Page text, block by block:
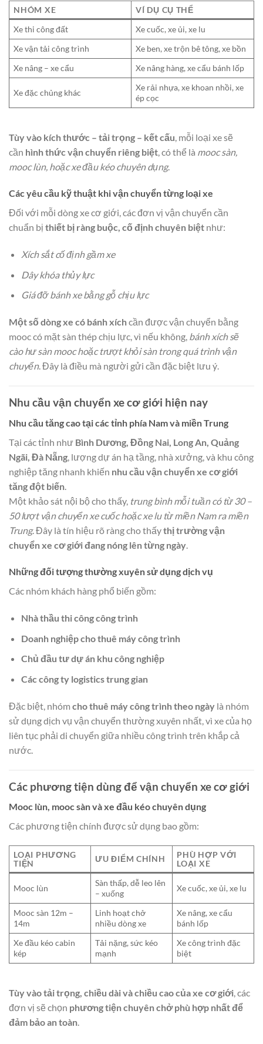
NHÓM XE
VÍ DỤ CỤ THỂ
Xe thi công đất
Xe cuốc, xe ủi, xe lu
Xe vận tải công trình
Xe ben, xe trộn bê tông, xe bồn
Xe nâng – xe cẩu
Xe nâng hàng, xe cẩu bánh lốp
Xe đặc chủng khác
Xe rải nhựa, xe khoan nhồi, xe
ép cọc
Tùy vào kích thước – tải trọng – kết cấu , mỗi loại xe sẽ
cần hình thức vận chuyển riêng biệt , có thể là mooc sàn,
mooc lùn, hoặc xe đầu kéo chuyên dụng.
Các yêu cầu kỹ thuật khi vận chuyển từng loại xe
Đối với mỗi dòng xe cơ giới, các đơn vị vận chuyển cần
chuẩn bị thiết bị ràng buộc, cố định chuyên biệt như:
Xích sắt cố định gầm xe
Dây khóa thủy lực
Giá đỡ bánh xe bằng gỗ chịu lực
Một số dòng xe có bánh xíchcần được vận chuyển bằng
mooc có mặt sàn thép chịu lực, vì nếu không, bánh xích sẽ
cào hư sàn mooc hoặc trượt khỏi sàn trong quá trình vận
chuyển. Đây là điều mà người gửi cần đặc biệt lưu ý.
Nhu cầu vận chuyển xe cơ giới hiện nay
Nhu cầu tăng cao tại các tỉnh phía Nam và miền Trung
Tại các tỉnh như Bình Dương, Đồng Nai, Long An, Quảng
Ngãi, Đà Nẵng , lượng dự án hạ tầng, nhà xưởng, và khu công
nghiệp tăng nhanh khiến nhu cầu vận chuyển xe cơ giới
tăng đột biến
Một khảo sát nội bộ cho thấy, trung bình mỗi tuần có từ 30 –
50 lượt vận chuyển xe cuốc hoặc xe lu từ miền Nam ra miền
Trung. Đây là tín hiệu rõ ràng cho thấythị trường vận
chuyển xe cơ giới đang nóng lên từng ngày
Những đối tượng thường xuyên sử dụng dịch vụ
Các nhóm khách hàng phổ biến gồm:
Nhà thầu thi công công trình
Doanh nghiệp cho thuê máy công trình
Chủ đầu tư dự án khu công nghiệp
Các công ty logistics trung gian
Đặc biệt, nhóm cho thuê máy công trình theo ngày là nhóm
sử dụng dịch vụ vận chuyển thường xuyên nhất, vì xe của họ
liên tục phải di chuyển giữa nhiều công trình trên khắp cả
nước.
Các phương tiện dùng để vận chuyển xe cơ giới
Mooc lùn, mooc sàn và xe đầu kéo chuyên dụng
Các phương tiện chính được sử dụng bao gồm:
LOẠI PHƯƠNG
TIỆN
ƯU ĐIỂM CHÍNH
PHÙ HỢP VỚI
LOẠI XE
Mooc lùn
Sàn thấp, dễ leo lên
– xuống
Xe cuốc, xe ủi, xe lu
Mooc sàn 12m –
14m
Linh hoạt chở
nhiều dòng xe
Xe nâng, xe cẩu
bánh lốp
Xe đầu kéo cabin
kép
Tải nặng, sức kéo
mạnh
Xe công trình đặc
biệt
Tùy vào tải trọng, chiều dài và chiều cao của xe cơ giới , các
đơn vị sẽ chọn phương tiện chuyên chở phù hợp nhất để
đảm bảo an toàn